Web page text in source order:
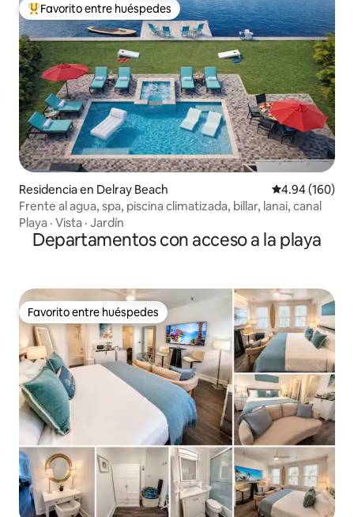
De los mejores en Favorito entre huéspedes
Favorito entre huéspedes
Residencia en Delray Beach Calificación
4.94 (160)
Frente al agua, spa, piscina climatizada, billar, lanai, canal
Playa · Vista · Jardín
Departamentos con acceso a la playa
Favorito entre huéspedes
Favorito entre huéspedes